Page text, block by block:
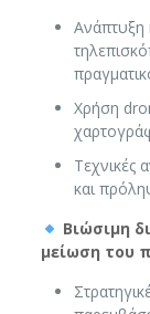
Ανάπτυξη
Χρήση
Τεχνικές
και
Βιώσιμη
μείωση του